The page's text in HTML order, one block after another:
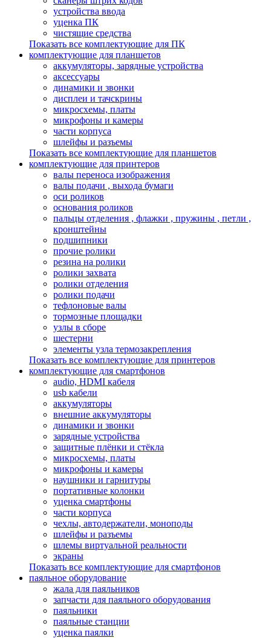
устройства ввода
уценка ПК
чистящие средства
Показать все комплектующие для ПК
комплектующие для планшетов
аккумуляторы, зарядные устройства
аксессуары
динамики и звонки
дисплеи и тачскрины
микросхемы, платы
микрофоны и камеры
части корпуса
шлейфы и разъемы
Показать все комплектующие для планшетов
комплектующие для принтеров
валы переноса изображения
валы подачи , выхода бумаги
оси роликов
основания роликов
пальцы отделения , флажки , пружины , петли ,
кронштейны
подшипники
прочие ролики
резина на ролики
ролики захвата
ролики отделения
ролики подачи
тефлоновые валы
тормозные площадки
узлы в сборе
шестерни
элементы узла термозакрепления
Показать все комплектующие для принтеров
комплектующие для смартфонов
audio, HDMI кабеля
usb кабели
аккумуляторы
внешние аккумуляторы
динамики и звонки
зарядные устройства
защитные плёнки и стёкла
микросхемы, платы
микрофоны и камеры
наушники и гарнитуры
портативные колонки
уценка смартфоны
части корпуса
чехлы, автодержатели, моноподы
шлейфы и разъемы
шлемы виртуальной реальности
экраны
Показать все комплектующие для смартфонов
паяльное оборудование
жала для паяльников
запчасти для паяльного оборудования
паяльники
паяльные станции
уценка паялки